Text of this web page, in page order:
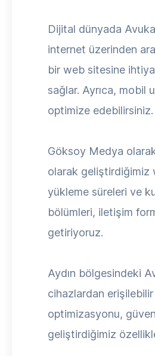
Dijital dünyada
internet üzerinden
bir web sitesine
sağlar. Ayrıca,
optimize edebilirsiniz.
Göksoy Medya
olarak geliştirdiğimiz
yükleme süreleri ve
bölümleri, iletişim
getiriyoruz.
Aydın bölgesindeki
cihazlardan erişilebilir
optimizasyonu,
geliştirdiğimiz